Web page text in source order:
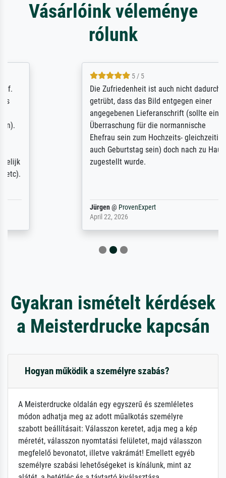
Vásárlóink véleménye
rólunk
5 / 5
Die Zufriedenheit ist auch nicht dadurch
getrübt, dass das Bild entgegen einer
angegebenen Lieferanschrift (sollte eine
Überraschung für die normannische
Ehefrau sein zum Hochzeits- gleichzeitig
auch Geburtstag sein) doch nach zu Hause
zugestellt wurde.
ProvenExpert
Gyakran ismételt kérdések
a Meisterdrucke kapcsán
Hogyan működik a személyre szabás?
A Meisterdrucke oldalán egy egyszerű és szemléletes
módon adhatja meg az adott műalkotás személyre
szabott beállításait: Válasszon keretet, adja meg a kép
méretét, válasszon nyomtatási felületet, majd válasszon
megfelelő bevonatot, illetve vakrámát! Emellett egyéb
személyre szabási lehetőségeket is kínálunk, mint az